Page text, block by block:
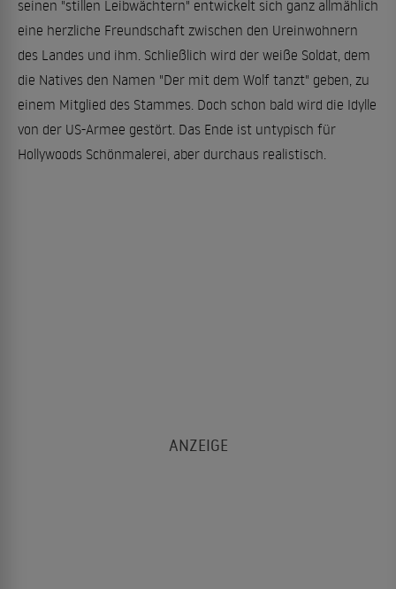
seinen "stillen Leibwächtern" entwickelt sich ganz allmählich
eine herzliche Freundschaft zwischen den Ureinwohnern
des Landes und ihm. Schließlich wird der weiße Soldat, dem
die Natives den Namen "Der mit dem Wolf tanzt" geben, zu
einem Mitglied des Stammes. Doch schon bald wird die Idylle
von der US-Armee gestört. Das Ende ist untypisch für
Hollywoods Schönmalerei, aber durchaus realistisch.